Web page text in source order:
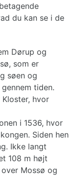
du kan se i de
Dørup og
som er
søen og
tiden.
hvor
i 1536, hvor
Siden hen
Ikke langt
108 m højt
Mossø og